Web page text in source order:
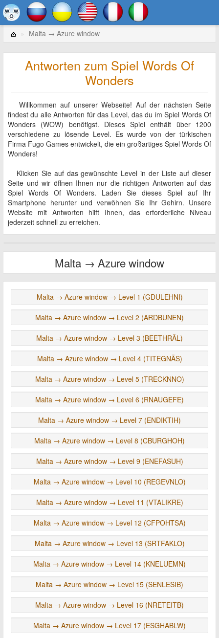
Malta → Azure window
Antworten zum Spiel Words Of
Wonders
Willkommen auf unserer Webseite! Auf der nächsten Seite
findest du alle Antworten für das Level, das du im Spiel Words Of
Wonders (WOW) benötigst. Dieses Spiel enthält über 1200
verschiedene zu lösende Level. Es wurde von der türkischen
Firma Fugo Games entwickelt, die ein großartiges Spiel Words Of
Wonders!
Klicken Sie auf das gewünschte Level in der Liste auf dieser
Seite und wir öffnen Ihnen nur die richtigen Antworten auf das
Spiel Words Of Wonders. Laden Sie dieses Spiel auf Ihr
Smartphone herunter und verwöhnen Sie Ihr Gehirn. Unsere
Website mit Antworten hilft Ihnen, das erforderliche Niveau
jederzeit schnell zu erreichen.
Malta → Azure window
Malta → Azure window → Level 1 (GDULEHNI)
Malta → Azure window → Level 2 (ARDBUNEN)
Malta → Azure window → Level 3 (BEETHRÄL)
Malta → Azure window → Level 4 (TITEGNÄS)
Malta → Azure window → Level 5 (TRECKNNO)
Malta → Azure window → Level 6 (RNAUGEFE)
Malta → Azure window → Level 7 (ENDIKTIH)
Malta → Azure window → Level 8 (CBURGHOH)
Malta → Azure window → Level 9 (ENEFASUH)
Malta → Azure window → Level 10 (REGEVNLO)
Malta → Azure window → Level 11 (VTALIKRE)
Malta → Azure window → Level 12 (CFPOHTSA)
Malta → Azure window → Level 13 (SRTFAKLO)
Malta → Azure window → Level 14 (KNELUEMN)
Malta → Azure window → Level 15 (SENLESIB)
Malta → Azure window → Level 16 (NRETEITB)
Malta → Azure window → Level 17 (ESGHABLW)